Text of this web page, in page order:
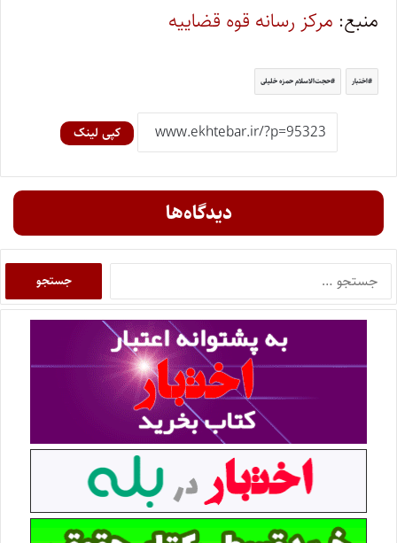
منبع: مرکز رسانه قوه قضاییه
اختبار حجت‌الاسلام حمزه خلیلی
کپی لینک
دیدگاه‌ها